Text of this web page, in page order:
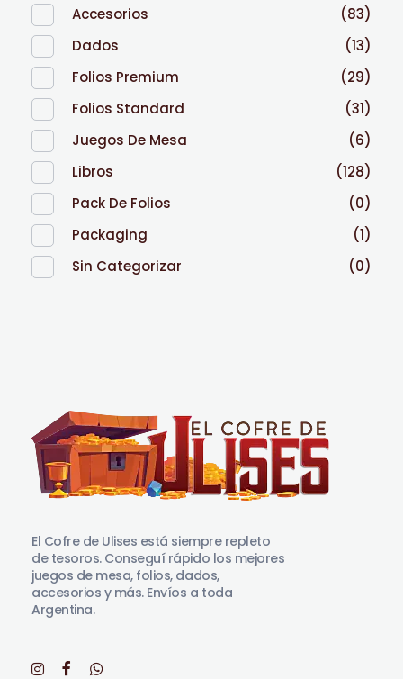
Accesorios
(83)
Dados
(13)
Folios Premium
(29)
Folios Standard
(31)
Juegos De Mesa
(6)
Libros
(128)
Pack De Folios
(0)
Packaging
(1)
Sin Categorizar
(0)
El Cofre de Ulises está siempre repleto
de tesoros. Conseguí rápido los mejores
juegos de mesa, folios, dados,
accesorios y más. Envíos a toda
Argentina.